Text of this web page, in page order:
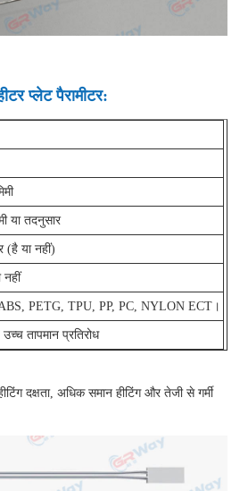
प्लेट पैरामीटर:
या तदनुसार
(है या नहीं)
नहीं
PETG, TPU, PP, PC, NYLON ECT।
तापमान प्रतिरोध
दक्षता, अधिक समान हीटिंग और तेजी से गर्मी